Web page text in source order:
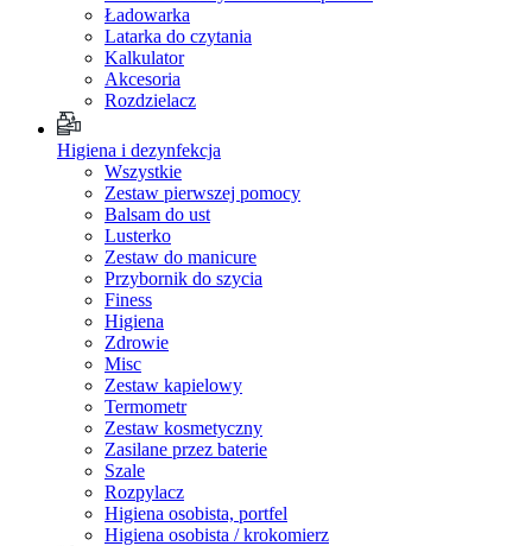
Ładowarka
Latarka do czytania
Kalkulator
Akcesoria
Rozdzielacz
Higiena i dezynfekcja
Wszystkie
Zestaw pierwszej pomocy
Balsam do ust
Lusterko
Zestaw do manicure
Przybornik do szycia
Finess
Higiena
Zdrowie
Misc
Zestaw kapielowy
Termometr
Zestaw kosmetyczny
Zasilane przez baterie
Szale
Rozpylacz
Higiena osobista, portfel
Higiena osobista / krokomierz